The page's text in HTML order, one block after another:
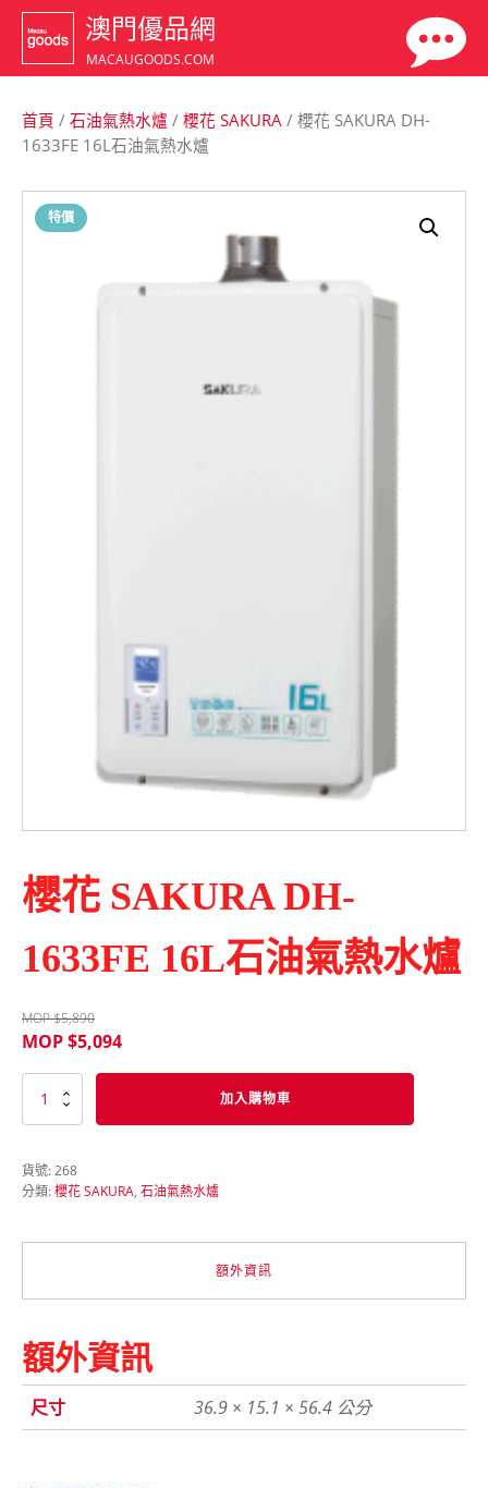
澳門優品網
MACAUGOODS.COM
首頁 / 石油氣熱水爐 / 櫻花 SAKURA / 櫻花 SAKURA DH-
1633FE 16L石油氣熱水爐
特價
櫻花 SAKURA DH-
1633FE 16L石油氣熱水爐
MOP $5,890
MOP $5,094
1633FE
16L
水
數
量
加入購物車
貨號:268
分類:櫻花 SAKURA, 石油氣熱水爐
額外資訊
額外資訊
尺寸 36.9 × 15.1 × 56.4 公分